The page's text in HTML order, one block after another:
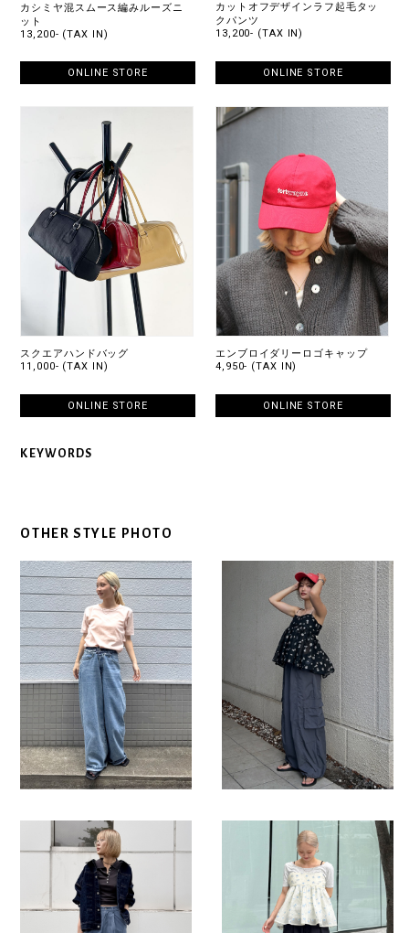
カシミヤ混スムース編みルーズニ
ット
13,200- (TAX IN)
ONLINE STORE
カットオフデザインラフ起毛タッ
クパンツ
13,200- (TAX IN)
ONLINE STORE
スクエアハンドバッグ
11,000- (TAX IN)
ONLINE STORE
エンブロイダリーロゴキャップ
4,950- (TAX IN)
ONLINE STORE
KEYWORDS
OTHER STYLE PHOTO